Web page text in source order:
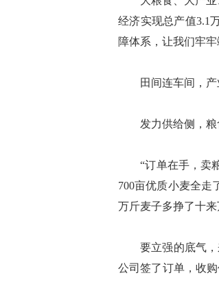
经济实现总产值3.1
障体系，让我们牢
田间连车间，产
发力供给侧，粮
“订单在手，卖粮
700亩优质小麦全走
万斤麦子多挣了十来
要立强的底气，
公司签了订单，收